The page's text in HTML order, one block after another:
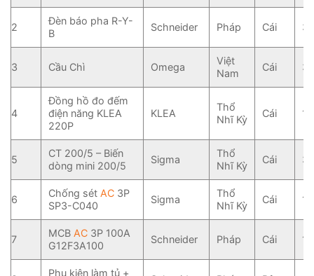
2
Đèn báo pha R-Y-
B
Schneider Pháp Cái 3
3 Cầu Chì Omega
Việt
Nam
Cái 3
4
Đồng hồ đo đếm
điện năng KLEA
220P
KLEA
Thổ
Nhĩ Kỳ
Cái 1
5
CT 200/5 – Biến
dòng mini 200/5
Sigma
Thổ
Nhĩ Kỳ
Cái 3
6
Chống sét AC 3P
SP3-C040
Sigma
Thổ
Nhĩ Kỳ
Cái 1
7
MCB AC 3P 100A
G12F3A100
Schneider Pháp Cái 1
Phụ kiện làm tủ +